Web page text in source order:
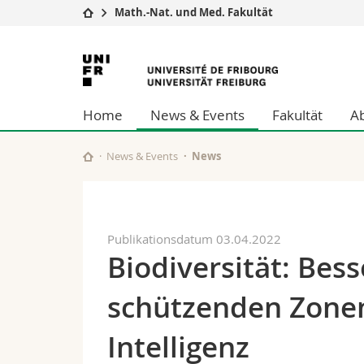
Universität
Studium
Forschung
Universität
Weiterbildung
Wirtschafts-
Philosophische
Math.-Nat. und Med. Fakultät
Universität
Freiburg
Home News & Events Fakultät
News & Events News
Publikationsdatum 03.04.2022
Biodiversität:
schützenden
Intelligenz